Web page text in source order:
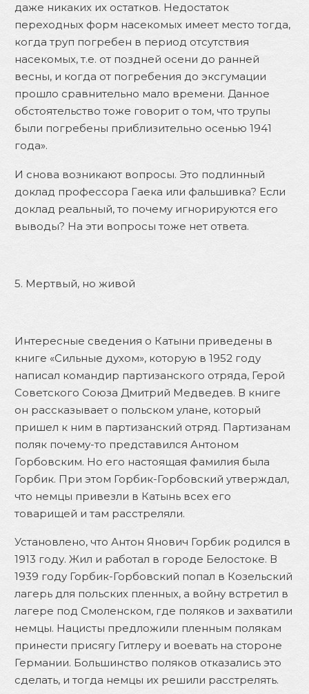
даже никаких их остатков. Недостаток
переходных форм насекомых имеет место тогда,
когда труп погребен в период отсутствия
насекомых, т.е. от поздней осени до ранней
весны, и когда от погребения до эксгумации
прошло сравнительно мало времени. Данное
обстоятельство тоже говорит о том, что трупы
были погребены приблизительно осенью 1941
года».
И снова возникают вопросы. Это подлинный
доклад профессора Гаека или фальшивка? Если
доклад реальный, то почему игнорируются его
выводы? На эти вопросы тоже нет ответа.
5. Мертвый, но живой
Интересные сведения о Катыни приведены в
книге «Сильные духом», которую в 1952 году
написал командир партизанского отряда, Герой
Советского Союза Дмитрий Медведев. В книге
он рассказывает о польском улане, который
пришел к ним в партизанский отряд. Партизанам
поляк почему-то представился Антоном
Горбовским. Но его настоящая фамилия была
Горбик. При этом Горбик-Горбовский утверждал,
что немцы привезли в Катынь всех его
товарищей и там расстреляли.
Установлено, что Антон Янович Горбик родился в
1913 году. Жил и работал в городе Белостоке. В
1939 году Горбик-Горбовский попал в Козельский
лагерь для польских пленных, а войну встретил в
лагере под Смоленском, где поляков и захватили
немцы. Нацисты предложили пленным полякам
принести присягу Гитлеру и воевать на стороне
Германии. Большинство поляков отказались это
сделать, и тогда немцы их решили расстрелять.